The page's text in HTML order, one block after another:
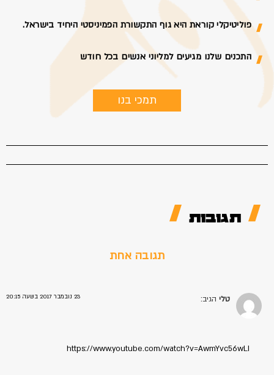
פוליטיקלי קוראת היא גוף התקשורת הפמיניסטי היחיד בישראל.
התכנים שלנו מגיעים למליוני אנשים בכל חודש
תמכי בנו
תגובות
תגובה אחת
טלי הגיב: 23 נובמבר 2017 בשעה 20:15
https://www.youtube.com/watch?v=AwmYvc56wLI